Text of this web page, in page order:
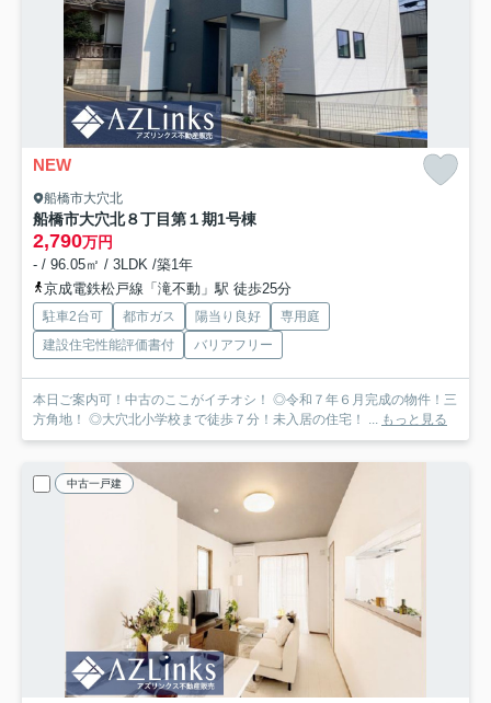
NEW
船橋市大穴北
船橋市大穴北８丁目第１期1号棟
2,790万円
- / 96.05㎡ / 3LDK /築1年
京成電鉄松戸線「滝不動」駅 徒歩25分
駐車2台可 都市ガス 陽当り良好
専用庭
建設住宅性能評価書付
バリアフリー
本日ご案内可！中古のここがイチオシ！ ◎令和７年６月完成の物件！三
方角地！ ◎大穴北小学校まで徒歩７分！未入居の住宅！ ... もっと見る
中古一戸建